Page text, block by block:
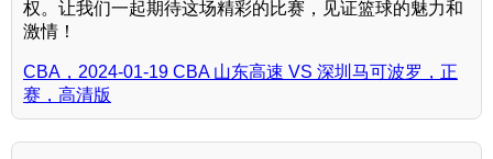
权。让我们一起期待这场精彩的比赛，见证篮球的魅力和
激情！
CBA，2024-01-19 CBA 山东高速 VS 深圳马可波罗，正
赛，高清版